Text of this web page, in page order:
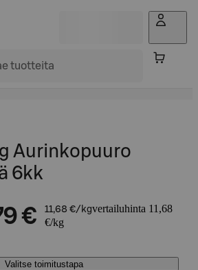
Aurinkopuuro
6kk
€ 11,68 €/kgvertailuhinta 11,68
€/kg
Valitse toimitustapa